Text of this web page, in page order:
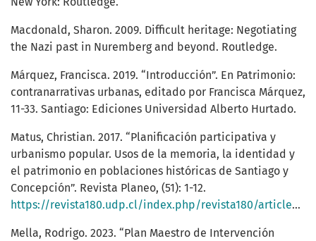
Macdonald, Sharon. 2009. Difficult heritage: Negotiating
the Nazi past in Nuremberg and beyond. Routledge.
Márquez, Francisca. 2019. “Introducción”. En Patrimonio:
contranarrativas urbanas, editado por Francisca Márquez,
11-33. Santiago: Ediciones Universidad Alberto Hurtado.
Matus, Christian. 2017. “Planificación participativa y
urbanismo popular. Usos de la memoria, la identidad y
el patrimonio en poblaciones históricas de Santiago y
Concepción”. Revista Planeo, (51): 1-12.
https://revista180.udp.cl/index.php/revista180/article/view/1060
Mella, Rodrigo. 2023. “Plan Maestro de Intervención